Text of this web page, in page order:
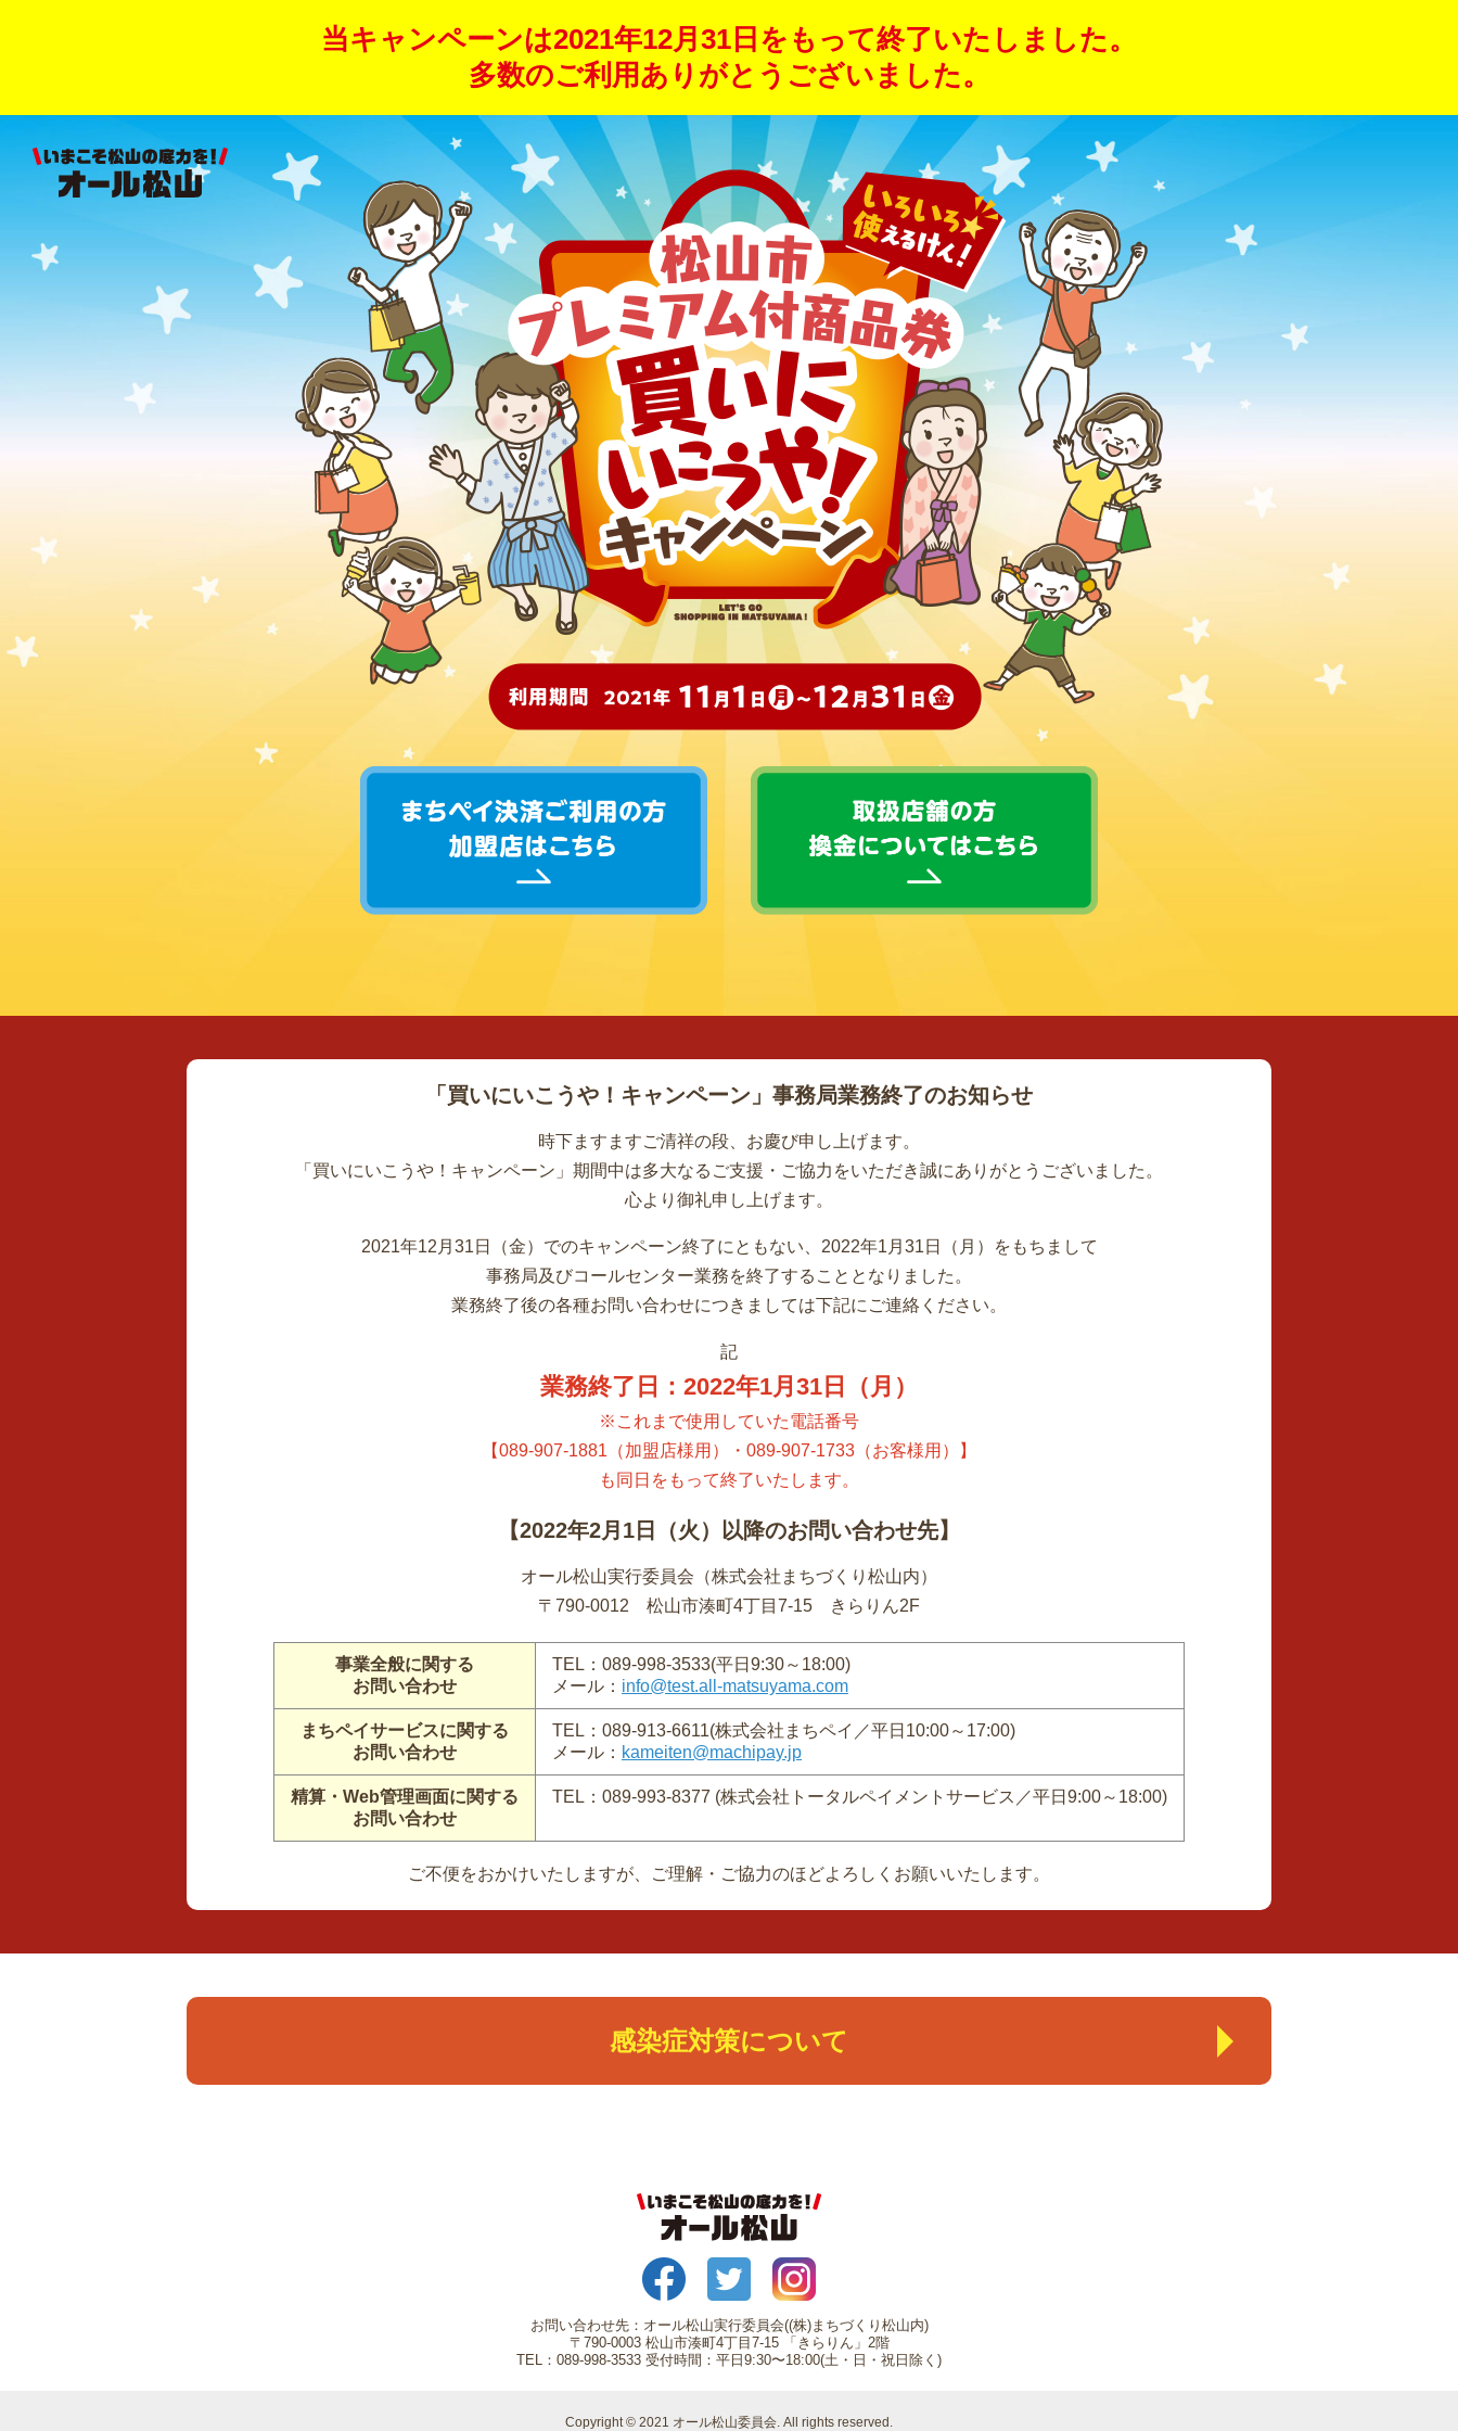
当キャンペーンは2021年12月31日をもって終了いたしました。
多数のご利用ありがとうございました。
「買いにいこうや！キャンペーン」 事務局業務終了のお知らせ
時下ますますご清祥の段、お慶び申し上げます。
「買いにいこうや！キャンペーン」期間中は多大なるご支援・ご協力をいただき誠にありがとうございました。
心より御礼申し上げます。
2021年12月31日（金）でのキャンペーン終了にともない、2022年1月31日（月）をもちまして
事務局及びコールセンター業務を終了することとなりました。
業務終了後の各種お問い合わせにつきましては下記にご連絡ください。
記
業務終了日： 2022年1月31日（月）
※これまで使用していた電話番号
【089-907-1881（加盟店様用）・089-907-1733（お客様用）】
も同日をもって終了いたします。
【2022年2月1日（火）以降のお問い合わせ先】
オール松山実行委員会（株式会社まちづくり松山内）
〒790-0012 松山市湊町4丁目7-15 きらりん2F
事業全般に関する
お問い合わせ
TEL：089-998-3533(平日9:30～18:00)
メール： info@test.all-matsuyama.com
まちペイサービスに関する
お問い合わせ
TEL：089-913-6611(株式会社まちペイ／平日10:00～17:00)
メール： kameiten@machipay.jp
精算・Web管理画面に関する
お問い合わせ
TEL：089-993-8377 (株式会社トータルペイメントサービス／平日9:00～18:00)
ご不便をおかけいたしますが、ご理解・ご協力のほどよろしくお願いいたします。
感染症対策について
お問い合わせ先：オール松山実行委員会((株)まちづくり松山内)
〒790-0003 松山市湊町4丁目7-15 「きらりん」2階
TEL：089-998-3533 受付時間：平日9:30〜18:00(土・日・祝日除く)
Copyright © 2021 オール松山委員会. All rights reserved.